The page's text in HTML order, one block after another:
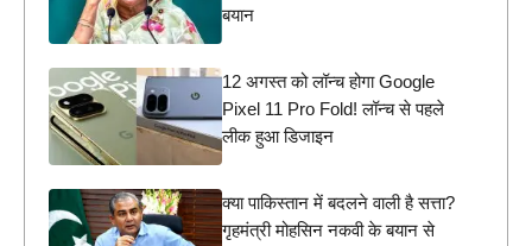
बयान
12 अगस्त को लॉन्च होगा Google
Pixel 11 Pro Fold! लॉन्च से पहले
लीक हुआ डिजाइन
क्या पाकिस्तान में बदलने वाली है सत्ता?
गृहमंत्री मोहसिन नकवी के बयान से